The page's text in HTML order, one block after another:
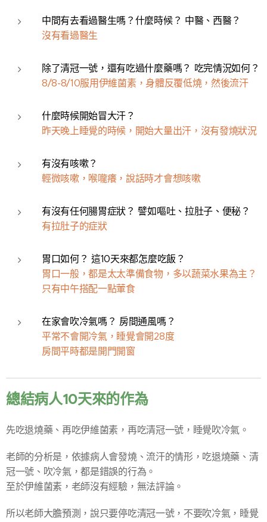
中間有去看過醫生嗎？什麼時候？ 中醫、西醫？
沒有看過醫生
除了清冠一號，還有吃過什麼藥嗎？ 吃完情況如何？
8/8-8/10服用伊維菌素，身體反覆低燒，然後流汗
什麼時候開始冒大汗？
昨天晚上睡覺的時候，開始大量出汗，沒有發燒狀況
有沒有咳嗽？
輕微咳嗽，喉嚨癢，說話時才會想咳嗽
有沒有任何腸胃症狀？ 譬如嘔吐、拉肚子、便秘？
有拉肚子的症狀
胃口如何？ 這10天來都怎麼吃飯？
胃口一般，都是太太準備食物，多以蔬菜水果為主？
只有中午搭配一點葷食
在家會吹冷氣嗎？ 房間通風嗎？
平常不會開冷氣，睡覺會開28度
房間平時都是開門開窗
總結病人10天來的作為
先吃退燒藥、再吃伊維菌素，再吃清冠一號，睡覺吹冷氣。
老師的分析是，依據病人會發燒、流汗的情形，吃退燒藥、清
冠一號、吹冷氣，都是錯誤的行為。
至於伊維菌素，老師沒有經驗，無法評論。
所以老師大膽預測，說只要停吃清冠一號，不要吹冷氣，睡覺